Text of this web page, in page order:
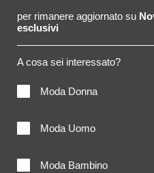
per rimanere aggiornato su
esclusivi
A cosa sei interessato?
Moda Donna
Moda Uomo
Moda Bambino